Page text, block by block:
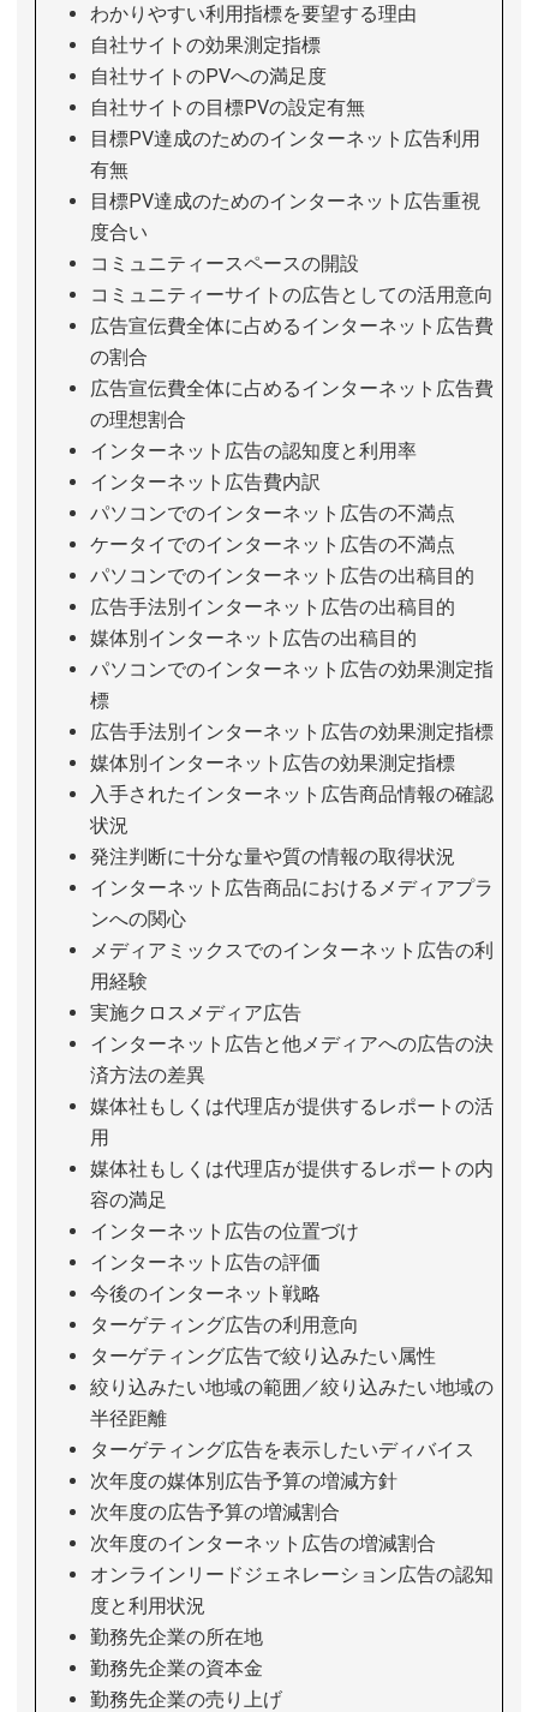
わかりやすい利用指標を要望する理由
自社サイトの効果測定指標
自社サイトのPVへの満足度
自社サイトの目標PVの設定有無
目標PV達成のためのインターネット広告利用
有無
目標PV達成のためのインターネット広告重視
度合い
コミュニティースペースの開設
コミュニティーサイトの広告としての活用意向
広告宣伝費全体に占めるインターネット広告費
の割合
広告宣伝費全体に占めるインターネット広告費
の理想割合
インターネット広告の認知度と利用率
インターネット広告費内訳
パソコンでのインターネット広告の不満点
ケータイでのインターネット広告の不満点
パソコンでのインターネット広告の出稿目的
広告手法別インターネット広告の出稿目的
媒体別インターネット広告の出稿目的
パソコンでのインターネット広告の効果測定指
標
広告手法別インターネット広告の効果測定指標
媒体別インターネット広告の効果測定指標
入手されたインターネット広告商品情報の確認
状況
発注判断に十分な量や質の情報の取得状況
インターネット広告商品におけるメディアプラ
ンへの関心
メディアミックスでのインターネット広告の利
用経験
実施クロスメディア広告
インターネット広告と他メディアへの広告の決
済方法の差異
媒体社もしくは代理店が提供するレポートの活
用
媒体社もしくは代理店が提供するレポートの内
容の満足
インターネット広告の位置づけ
インターネット広告の評価
今後のインターネット戦略
ターゲティング広告の利用意向
ターゲティング広告で絞り込みたい属性
絞り込みたい地域の範囲／絞り込みたい地域の
半径距離
ターゲティング広告を表示したいディバイス
次年度の媒体別広告予算の増減方針
次年度の広告予算の増減割合
次年度のインターネット広告の増減割合
オンラインリードジェネレーション広告の認知
度と利用状況
勤務先企業の所在地
勤務先企業の資本金
勤務先企業の売り上げ